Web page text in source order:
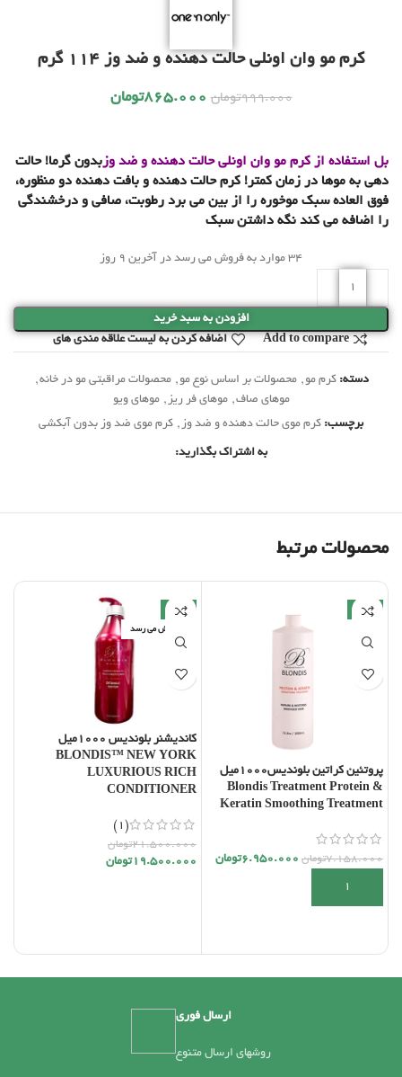
کرم مو وان اونلی حالت دهنده و ضد وز 114 گرم
999.000تومان 865.000تومان
بل استفاده از کرم مو وان اونلی حالت دهنده و ضد وزبدون گرما! حالت
دهی به موها در زمان کمتر! کرم حالت دهنده و بافت دهنده دو منظوره،
فوق العاده سبک موخوره را از بین می برد رطوبت، صافی و درخشندگی
را اضافه می کند نگه داشتن سبک
34 موارد به فروش می رسد در آخرین 9 روز
افزودن به سبد خرید
Add to compare
اضافه کردن به لیست علاقه مندی های
دسته: کرم مو , محصولات بر اساس نوع مو , محصولات مراقبتی مو در خانه,
موهای صاف, موهای فر ریز , موهای ویو
برچسب: کرم موی حالت دهنده و ضد وز , کرم موی ضد وز بدون آبکشی
به اشتراک بگذارید:
محصولات مرتبط
-3%
پروتئین کراتین بلوندیس1000میل
Blondis Treatment Protein &
Keratin Smoothing Treatment
7.158.000تومان 6.950.000تومان
افزودن به سبد خرید
-9%
به فروش می رسد
کاندیشنر بلوندیس 1000میل
BLONDIS™ NEW YORK
LUXURIOUS RICH
CONDITIONER
(1)
21.500.000تومان
19.500.000تومان
ارسال فوری
روشهای ارسال متنوع